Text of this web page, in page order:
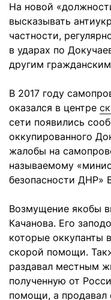
На новой
высказывать
частности,
в ударах по
другим
В 2017 году
оказался в центре
сети появились
оккупированного
жалобы на
называемому
безопасности ДНР»
Возмущение якобы
Качанова. Его
которые оккупанты
скорой помощи.
раздавал местным
полученную от
помощи, а продавал